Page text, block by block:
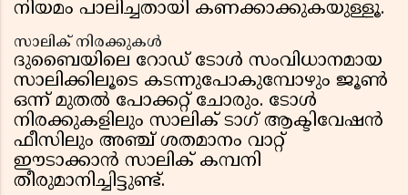
നിയമം പാലിച്ചതായി കണക്കാക്കുകയുള്ളൂ.
സാലിക് നിരക്കുകൾ
ദുബൈയിലെ റോഡ് ടോൾ സംവിധാനമായ
സാലിക്കിലൂടെ കടന്നുപോകുമ്പോഴും ജൂൺ
ഒന്ന് മുതൽ പോക്കറ്റ് ചോരും. ടോൾ
നിരക്കുകളിലും സാലിക് ടാഗ് ആക്ടിവേഷൻ
ഫീസിലും അഞ്ച് ശതമാനം വാറ്റ്
ഈടാക്കാൻ സാലിക് കമ്പനി
തീരുമാനിച്ചിട്ടുണ്ട്.